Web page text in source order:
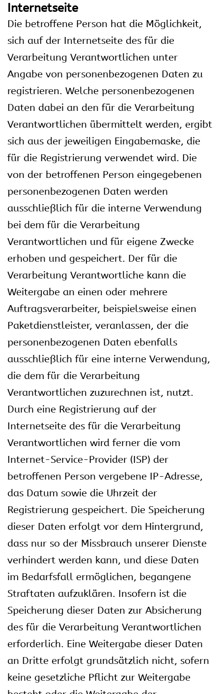
Internetseite
Die betroffene Person hat die Möglichkeit,
sich auf der Internetseite des für die
Verarbeitung Verantwortlichen unter
Angabe von personenbezogenen Daten zu
registrieren. Welche personenbezogenen
Daten dabei an den für die Verarbeitung
Verantwortlichen übermittelt werden, ergibt
sich aus der jeweiligen Eingabemaske, die
für die Registrierung verwendet wird. Die
von der betroffenen Person eingegebenen
personenbezogenen Daten werden
ausschließlich für die interne Verwendung
bei dem für die Verarbeitung
Verantwortlichen und für eigene Zwecke
erhoben und gespeichert. Der für die
Verarbeitung Verantwortliche kann die
Weitergabe an einen oder mehrere
Auftragsverarbeiter, beispielsweise einen
Paketdienstleister, veranlassen, der die
personenbezogenen Daten ebenfalls
ausschließlich für eine interne Verwendung,
die dem für die Verarbeitung
Verantwortlichen zuzurechnen ist, nutzt.
Durch eine Registrierung auf der
Internetseite des für die Verarbeitung
Verantwortlichen wird ferner die vom
Internet-Service-Provider (ISP) der
betroffenen Person vergebene IP-Adresse,
das Datum sowie die Uhrzeit der
Registrierung gespeichert. Die Speicherung
dieser Daten erfolgt vor dem Hintergrund,
dass nur so der Missbrauch unserer Dienste
verhindert werden kann, und diese Daten
im Bedarfsfall ermöglichen, begangene
Straftaten aufzuklären. Insofern ist die
Speicherung dieser Daten zur Absicherung
des für die Verarbeitung Verantwortlichen
erforderlich. Eine Weitergabe dieser Daten
an Dritte erfolgt grundsätzlich nicht, sofern
keine gesetzliche Pflicht zur Weitergabe